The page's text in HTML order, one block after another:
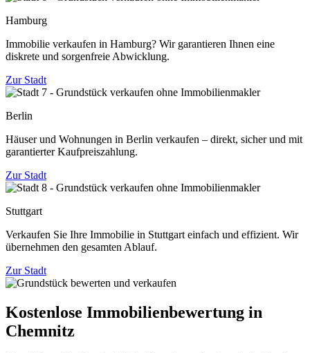
Hamburg
Immobilie verkaufen in Hamburg? Wir garantieren Ihnen eine
diskrete und sorgenfreie Abwicklung.
Zur Stadt
Berlin
Häuser und Wohnungen in Berlin verkaufen – direkt, sicher und mit
garantierter Kaufpreiszahlung.
Zur Stadt
Stuttgart
Verkaufen Sie Ihre Immobilie in Stuttgart einfach und effizient. Wir
übernehmen den gesamten Ablauf.
Zur Stadt
Kostenlose Immobilienbewertung in
Chemnitz